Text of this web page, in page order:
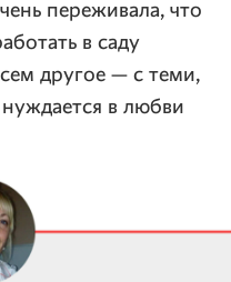
переживала, что
в саду
другое — с теми,
в любви